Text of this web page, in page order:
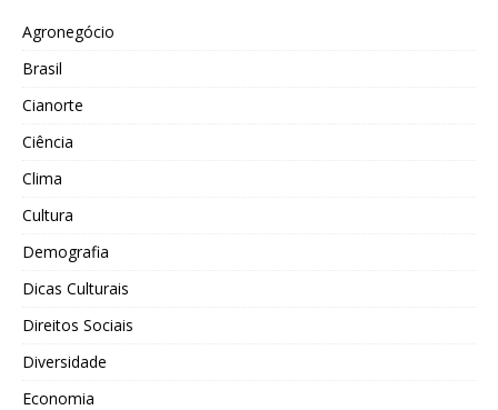
Agronegócio
Brasil
Cianorte
Ciência
Clima
Cultura
Demografia
Dicas Culturais
Direitos Sociais
Diversidade
Economia